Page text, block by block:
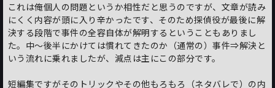
これは俺個人の問題というか相性だと思うのですが、文章が読み
にくく内容が頭に入り辛かったです、そのため探偵役が最後に解
決する段階で事件の全容自体が解明するということもありまし
た。中～後半にかけては慣れてきたのか（通常の）事件⇒解決と
いう流れに乗れましたが、減点は主にこの部分です。
短編集ですがそのトリックやその他もろもろ（ネタバレで）の内